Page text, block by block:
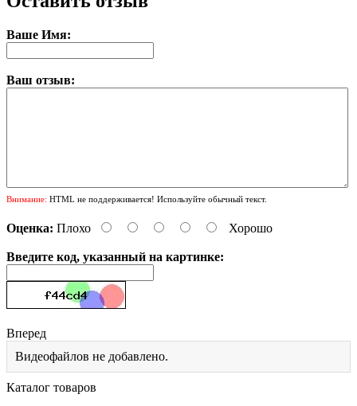
Ваше Имя:
Ваш отзыв:
Внимание: HTML не поддерживается! Используйте обычный текст.
Оценка: Плохо Хорошо
Введите код, указанный на картинке:
Вперед
Видеофайлов не добавлено.
Каталог товаров